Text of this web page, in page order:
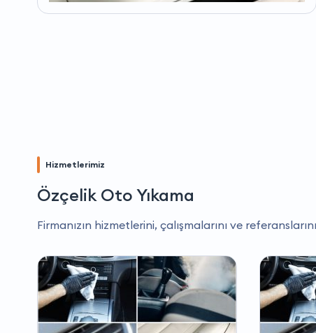
Hizmetlerimiz
Özçelik Oto Yıkama
Firmanızın hizmetlerini, çalışmalarını ve